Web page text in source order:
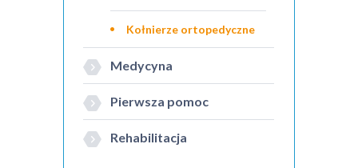
Kołnierze ortopedyczne
Medycyna
Pierwsza pomoc
Rehabilitacja